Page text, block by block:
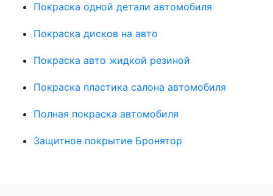
Покраска одной детали автомобиля
Покраска дисков на авто
Покраска авто жидкой резиной
Покраска пластика салона автомобиля
Полная покраска автомобиля
Защитное покрытие Бронятор